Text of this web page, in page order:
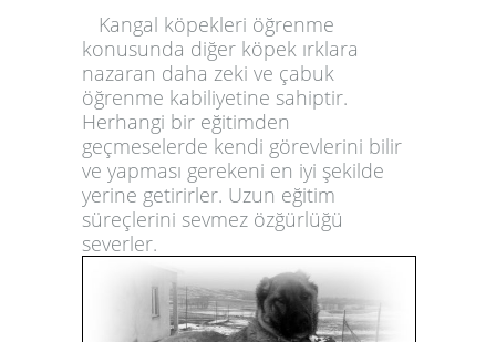
Kangal köpekleri öğrenme
konusunda diğer köpek ırklara
nazaran daha zeki ve çabuk
öğrenme kabiliyetine sahiptir.
Herhangi bir eğitimden
geçmeselerde kendi görevlerini bilir
ve yapması gerekeni en iyi şekilde
yerine getirirler. Uzun eğitim
süreçlerini sevmez özğürlüğü
severler.